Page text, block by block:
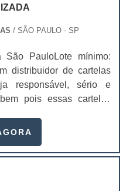
/ SÃO PAULO - SP
São PauloLote mínimo:
distribuidor de cartelas
responsável, sério e
pois essas cartelas
sérias para adquirir esse
características pontuais